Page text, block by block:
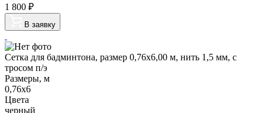
1 800 ₽
В заявку
Сетка для бадминтона, размер 0,76х6,00 м, нить 1,5 мм, с
тросом п/э
Размеры, м
0,76х6
Цвета
черный